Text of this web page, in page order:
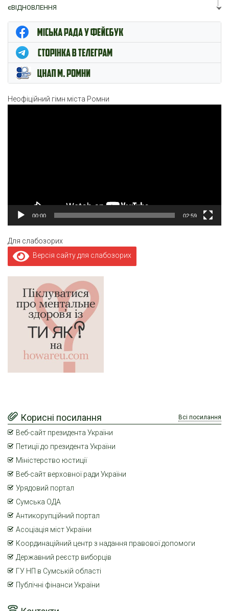
єВІДНОВЛЕННЯ
ЦНАП м. Ромни
Неофіційний гімн міста Ромни
00:00 02:59
Для слабозорих
Версія сайту для слабозорих
Корисні посилання Всі посилання
Веб-сайт президента України
Петиції до президента України
Міністерство юстиції
Веб-сайт верховної ради України
Урядовий портал
Сумська ОДА
Антикорупційний портал
Асоціація міст України
Координаційний центр з надання правової допомоги
Державний реєстр виборців
ГУ НП в Сумській області
Публічні фінанси України